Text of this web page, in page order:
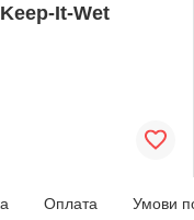
It-Wet
Оплата Умови